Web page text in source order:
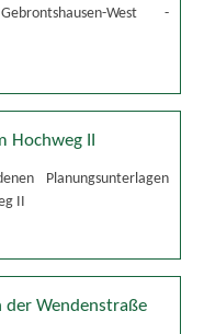
West -
II
Planungsunterlagen
II
der Wendenstraße